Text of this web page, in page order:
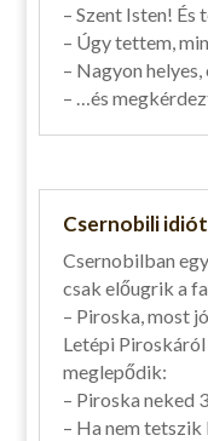
– Szent Isten! És
– Úgy tettem,
– Nagyon
– …és
Csernobili
Csernobilban
csak előugrik a
– Piroska, most
Letépi
meglepődik:
– Piroska neked
– Ha nem